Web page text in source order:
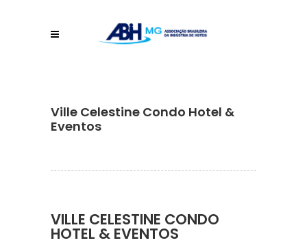
Ville Celestine Condo Hotel &
Eventos
VILLE CELESTINE CONDO
HOTEL & EVENTOS